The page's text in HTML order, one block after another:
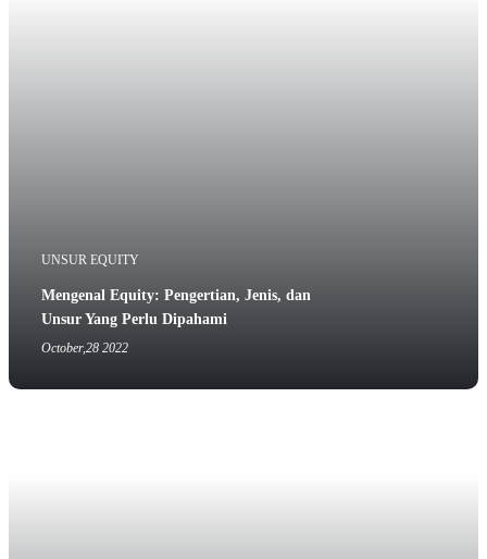
UNSUR EQUITY
Mengenal Equity: Pengertian, Jenis, dan
Unsur Yang Perlu Dipahami
October,28 2022